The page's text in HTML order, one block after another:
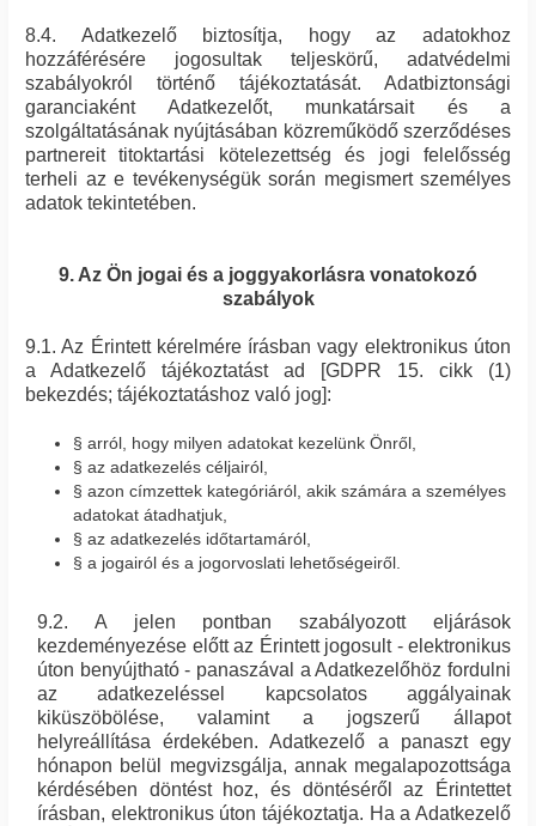
8.4. Adatkezelő biztosítja, hogy az adatokhoz
hozzáférésére jogosultak teljeskörű, adatvédelmi
szabályokról történő tájékoztatását. Adatbiztonsági
garanciaként Adatkezelőt, munkatársait és a
szolgáltatásának nyújtásában közreműködő szerződéses
partnereit titoktartási kötelezettség és jogi felelősség
terheli az e tevékenységük során megismert személyes
adatok tekintetében.
9. Az Ön jogai és a joggyakorlásra vonatokozó
szabályok
9.1. Az Érintett kérelmére írásban vagy elektronikus úton
a Adatkezelő tájékoztatást ad [GDPR 15. cikk (1)
bekezdés; tájékoztatáshoz való jog]:
§ arról, hogy milyen adatokat kezelünk Önről,
§ az adatkezelés céljairól,
§ azon címzettek kategóriáról, akik számára a személyes
adatokat átadhatjuk,
§ az adatkezelés időtartamáról,
§ a jogairól és a jogorvoslati lehetőségeiről.
9.2. A jelen pontban szabályozott eljárások
kezdeményezése előtt az Érintett jogosult - elektronikus
úton benyújtható - panaszával a Adatkezelőhöz fordulni
az adatkezeléssel kapcsolatos aggályainak
kiküszöbölése, valamint a jogszerű állapot
helyreállítása érdekében. Adatkezelő a panaszt egy
hónapon belül megvizsgálja, annak megalapozottsága
kérdésében döntést hoz, és döntéséről az Érintettet
írásban, elektronikus úton tájékoztatja. Ha a Adatkezelő